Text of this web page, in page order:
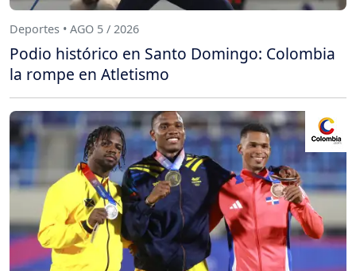
Deportes • AGO 5 / 2026
Podio histórico en Santo Domingo: Colombia
la rompe en Atletismo